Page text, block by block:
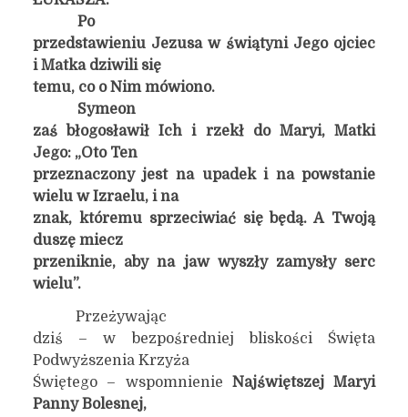
Po
przedstawieniu Jezusa w świątyni Jego ojciec
i Matka dziwili się
temu, co o Nim mówiono.
Symeon
zaś błogosławił Ich i rzekł do Maryi, Matki
Jego: „Oto Ten
przeznaczony jest na upadek i na powstanie
wielu w Izraelu, i na
znak, któremu sprzeciwiać się będą. A Twoją
duszę miecz
przeniknie, aby na jaw wyszły zamysły serc
wielu”.
Przeżywając
dziś – w bezpośredniej bliskości Święta
Podwyższenia Krzyża
Świętego – wspomnienie Najświętszej Maryi
Panny Bolesnej,